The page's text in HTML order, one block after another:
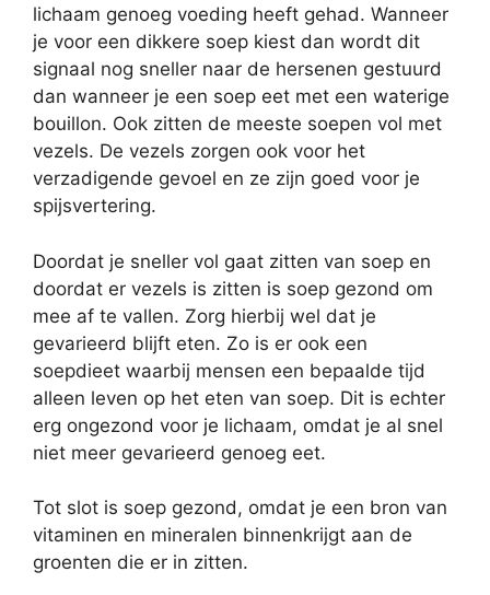
lichaam genoeg voeding heeft gehad. Wanneer
je voor een dikkere soep kiest dan wordt dit
signaal nog sneller naar de hersenen gestuurd
dan wanneer je een soep eet met een waterige
bouillon. Ook zitten de meeste soepen vol met
vezels. De vezels zorgen ook voor het
verzadigende gevoel en ze zijn goed voor je
spijsvertering.
Doordat je sneller vol gaat zitten van soep en
doordat er vezels is zitten is soep gezond om
mee af te vallen. Zorg hierbij wel dat je
gevarieerd blijft eten. Zo is er ook een
soepdieet waarbij mensen een bepaalde tijd
alleen leven op het eten van soep. Dit is echter
erg ongezond voor je lichaam, omdat je al snel
niet meer gevarieerd genoeg eet.
Tot slot is soep gezond, omdat je een bron van
vitaminen en mineralen binnenkrijgt aan de
groenten die er in zitten.